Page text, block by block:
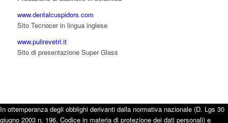
www.dentalcuspidors.com
Sito Tecnocer in lingua inglese
www.pulirevetri.it
Sito di presentazione Super Glass
In ottemperanza degli obblighi derivanti dalla normativa nazionale (D. Lgs 30
giugno 2003 n. 196, Codice in materia di protezione dei dati personali) e